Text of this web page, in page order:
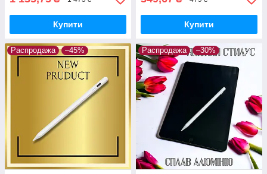
Купити Купити
Распродажа –45% Распродажа –30%